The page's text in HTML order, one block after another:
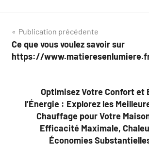
Navigation
de
Publication précédente
Ce que vous voulez savoir sur
https://
Optimisez Votre Confort et
l’Énergie : Explorez les
Chauffage pour Votre
Efficacité Maximale,
Économies